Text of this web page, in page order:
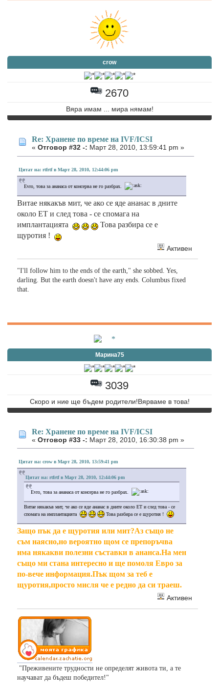
crow
2670
Вяра имам ... мира нямам!
Re: Хранене по време на IVF/ICSI
« Отговор #32 -: Март 28, 2010, 13:59:41 pm »
Цитат на: rtfrtf в Март 28, 2010, 12:44:06 pm
Evro, това за ананаса от консерва не го разбрах.
Витае някакъв мит, че ако се яде ананас в дните
около ЕТ и след това - се спомага на
имплантацията
Това разбира се е
щуротия !
Активен
"I'll follow him to the ends of the earth," she sobbed. Yes,
darling. But the earth doesn't have any ends. Columbus fixed
that.
Марина75
3039
Скоро и ние ще бъдем родители!Вярваме в това!
Re: Хранене по време на IVF/ICSI
« Отговор #33 -: Март 28, 2010, 16:30:38 pm »
Цитат на: crow в Март 28, 2010, 13:59:41 pm
Цитат на: rtfrtf в Март 28, 2010, 12:44:06 pm
Evro, това за ананаса от консерва не го разбрах.
Витае някакъв мит, че ако се яде ананас в дните около ЕТ и след това - се
спомага на имплантацията
Това разбира се е щуротия !
Защо пък да е щуротия или мит?Аз също не
съм наясно,но вероятно щом се препоръчва
има някакви полезни съставки в ананса.На мен
също ми стана интересно и ще помоля Евро за
по-вече информация.Пък щом за теб е
щуротия,просто мисля че е редно да си траеш.
Активен
"Преживените трудности не определят живота ти, а те
научават да бъдеш победител!"